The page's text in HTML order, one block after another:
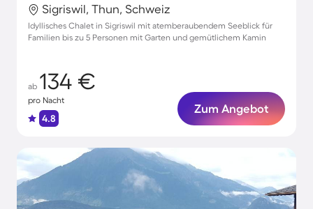
Sigriswil, Thun, Schweiz
Idyllisches Chalet in Sigriswil mit atemberaubendem Seeblick für
Familien bis zu 5 Personen mit Garten und gemütlichem Kamin
ab 134 €
pro Nacht
4.8
Zum Angebot